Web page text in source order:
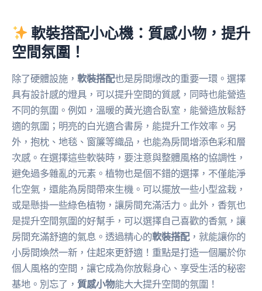
軟裝搭配小心機：質感小物，提升
空間氛圍！
除了硬體設施， 軟裝搭配也是房間爆改的重要一環。選擇
具有設計感的燈具，可以提升空間的質感，同時也能營造
不同的氛圍。例如，溫暖的黃光適合臥室，能營造放鬆舒
適的氛圍；明亮的白光適合書房，能提升工作效率。另
外，抱枕、地毯、窗簾等織品，也能為房間增添色彩和層
次感。在選擇這些軟裝時，要注意與整體風格的協調性，
避免過多雜亂的元素。植物也是個不錯的選擇，不僅能淨
化空氣，還能為房間帶來生機。可以擺放一些小型盆栽，
或是懸掛一些綠色植物，讓房間充滿活力。此外，香氛也
是提升空間氛圍的好幫手，可以選擇自己喜歡的香氣，讓
房間充滿舒適的氣息。透過精心的軟裝搭配，就能讓你的
小房間煥然一新，住起來更舒適！重點是打造一個屬於你
個人風格的空間，讓它成為你放鬆身心、享受生活的秘密
基地。別忘了， 質感小物能大大提升空間的氛圍！